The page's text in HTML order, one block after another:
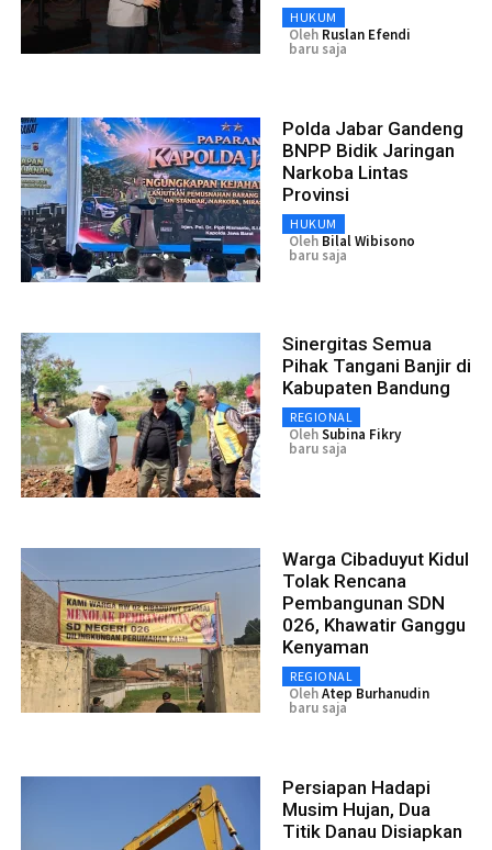
HUKUM
Oleh Ruslan Efendi
baru saja
Polda Jabar Gandeng
BNPP Bidik Jaringan
Narkoba Lintas
Provinsi
HUKUM
Oleh Bilal Wibisono
baru saja
Sinergitas Semua
Pihak Tangani Banjir di
Kabupaten Bandung
REGIONAL
OlehSubina Fikry
baru saja
Warga Cibaduyut Kidul
Tolak Rencana
Pembangunan SDN
026, Khawatir Ganggu
Kenyaman
REGIONAL
OlehAtep Burhanudin
baru saja
Persiapan Hadapi
Musim Hujan, Dua
Titik Danau Disiapkan